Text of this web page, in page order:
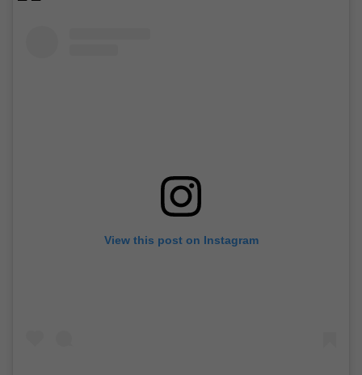
View this post on Instagram